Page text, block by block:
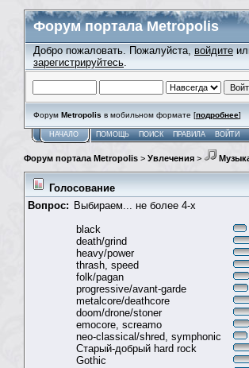
Форум портала Metropolis
Добро пожаловать. Пожалуйста, войдите
зарегистрируйтесь.
Форум Metropolis в мобильном формате [подробнее]
НАЧАЛО ПОМОЩЬ ПОИСК ПРАВИЛА ВОЙТИ
Форум портала Metropolis > Увлечения >
Голосование
Вопрос: Выбираем... не более 4-х
black
death/grind
heavy/power
thrash, speed
folk/pagan
progressive/avant-garde
metalcore/deathcore
doom/drone/stoner
emocore, screamo
neo-classical/shred, symphonic
Старый-добрый hard rock
Gothic